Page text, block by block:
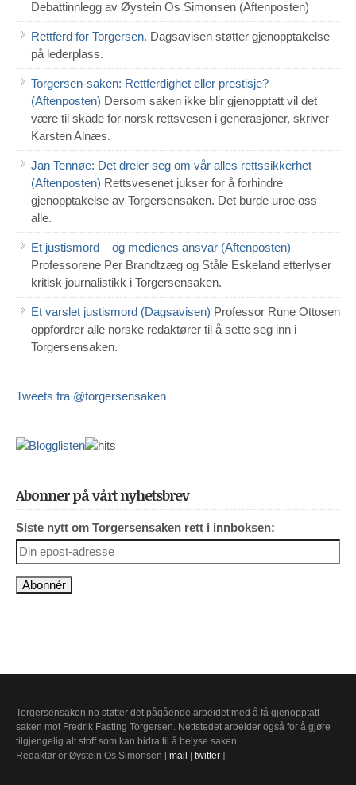
Debattinnlegg av Øystein Os Simonsen (Aftenposten)
Rettferd for Torgersen. Dagsavisen støtter gjenopptakelse
på lederplass.
Torgersen-saken: Rettferdighet eller prestisje?
(Aftenposten) Dersom saken ikke blir gjenopptatt vil det
være til skade for norsk rettsvesen i generasjoner, skriver
Karsten Alnæs.
Jan Tennøe: Det dreier seg om vår alles rettssikkerhet
(Aftenposten) Rettsvesenet jukser for å forhindre
gjenopptakelse av Torgersensaken. Det burde uroe oss
alle.
Et justismord – og medienes ansvar (Aftenposten)
Professorene Per Brandtzæg og Ståle Eskeland etterlyser
kritisk journalistikk i Torgersensaken.
Et varslet justismord (Dagsavisen) Professor Rune Ottosen
oppfordrer alle norske redaktører til å sette seg inn i
Torgersensaken.
Tweets fra @torgersensaken
Abonner på vårt nyhetsbrev
Siste nytt om Torgersensaken rett i innboksen:
Torgersensaken.no støtter det pågående arbeidet med å få gjenopptatt
saken mot Fredrik Fasting Torgersen. Nettstedet arbeider også for å gjøre
tilgjengelig alt stoff som kan bidra til å belyse saken.
Redaktør er Øystein Os Simonsen [ mail | twitter ]